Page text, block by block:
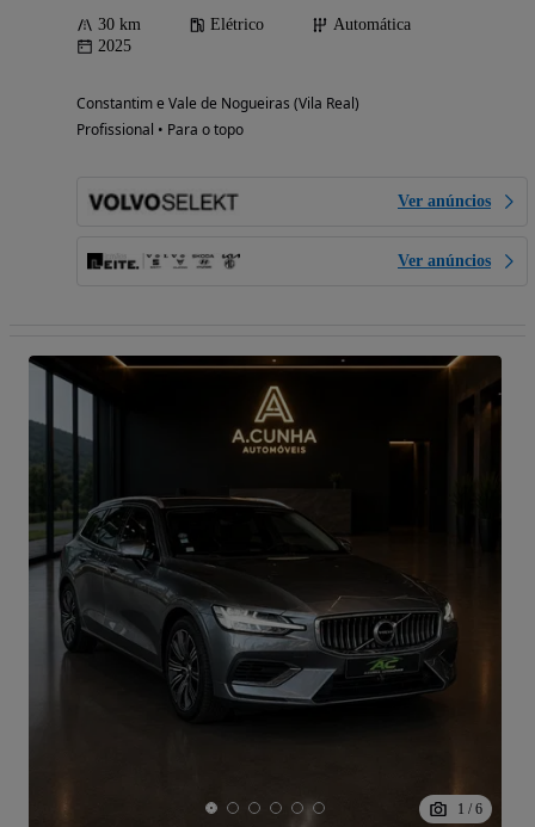
30 km Elétrico
Automática
2025
Constantim e Vale de Nogueiras (Vila Real)
Profissional • Para o topo
Ver anúncios
Ver anúncios
1 / 6